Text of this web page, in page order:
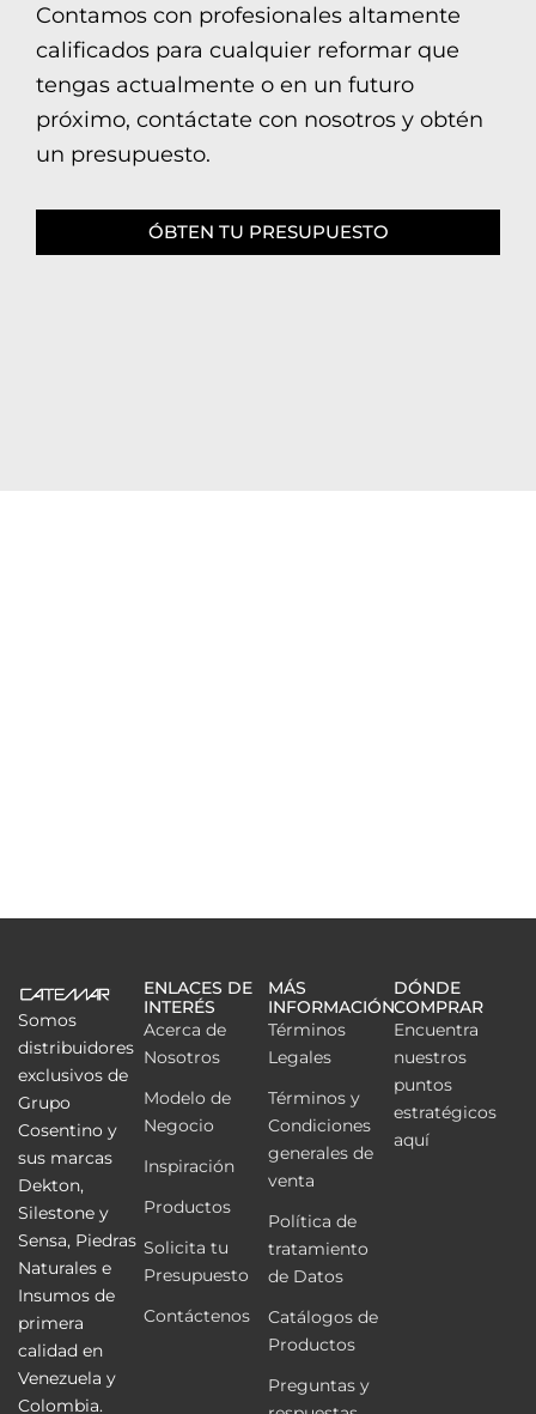
Contamos con profesionales altamente
calificados para cualquier reformar que
tengas actualmente o en un futuro
próximo, contáctate con nosotros y obtén
un presupuesto.
ÓBTEN TU PRESUPUESTO
Somos
distribuidores
exclusivos de
Grupo
Cosentino y
sus marcas
Dekton,
Silestone y
Sensa, Piedras
Naturales e
Insumos de
primera
calidad en
Venezuela y
Colombia.
ENLACES DE
INTERÉS
Acerca de
Nosotros
Modelo de
Negocio
Inspiración
Productos
Solicita tu
Presupuesto
Contáctenos
MÁS
INFORMACIÓN
Términos
Legales
Términos y
Condiciones
generales de
venta
Política de
tratamiento
de Datos
Catálogos de
Productos
Preguntas y
DÓNDE
COMPRAR
Encuentra
nuestros
puntos
estratégicos
aquí